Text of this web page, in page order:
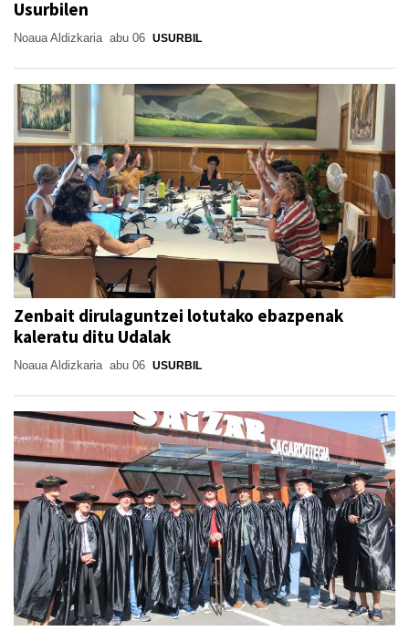
Usurbilen
Noaua Aldizkaria abu 06 USURBIL
Zenbait dirulaguntzei lotutako ebazpenak
kaleratu ditu Udalak
Noaua Aldizkaria abu 06 USURBIL